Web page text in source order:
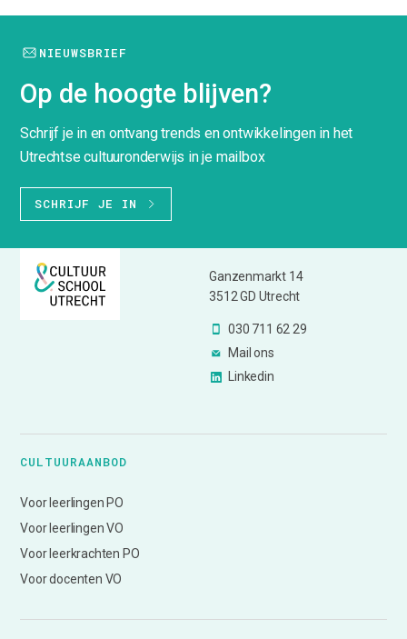
NIEUWSBRIEF
Op de hoogte blijven?
Schrijf je in en ontvang trends en ontwikkelingen in het
Utrechtse cultuuronderwijs in je mailbox
SCHRIJF JE IN
Ganzenmarkt 14
3512 GD Utrecht
030 711 62 29
Mail ons
Linkedin
CULTUURAANBOD
Voor leerlingen PO
Voor leerlingen VO
Voor leerkrachten PO
Voor docenten VO